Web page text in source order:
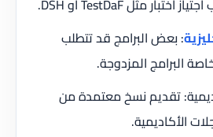
: بعض البرامج قد تتطلب
البرامج المزدوجة.
تقديم نسخ معتمدة من
الأكاديمية.